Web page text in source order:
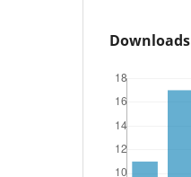
Downloads